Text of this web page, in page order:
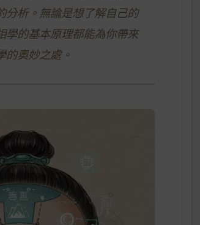
分析。無論是想了解自己的
學的基本原理都能為你帶來
的奧妙之處。